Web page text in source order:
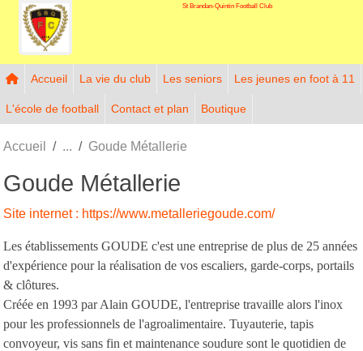
St Brandan-Quintin Football Club
Accueil La vie du club Les seniors Les jeunes en foot à 11
L'école de football Contact et plan Boutique
Accueil Goude Métallerie
Goude Métallerie
Site internet : https://www.metalleriegoude.com/
Les établissements GOUDE c'est une entreprise de plus de 25 années
d'expérience pour la réalisation de vos escaliers, garde-corps, portails
& clôtures.
Créée en 1993 par Alain GOUDE, l'entreprise travaille alors l'inox
pour les professionnels de l'agroalimentaire. Tuyauterie, tapis
convoyeur, vis sans fin et maintenance soudure sont le quotidien de
Panneau de gestion des cookies